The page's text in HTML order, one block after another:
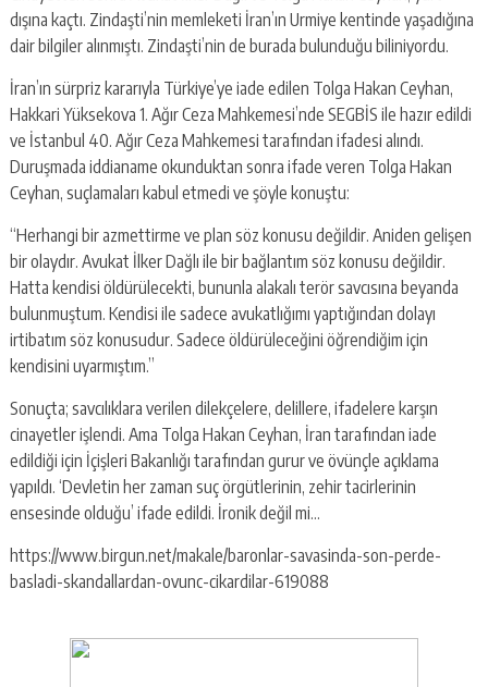
dışına kaçtı. Zindaşti’nin memleketi İran’ın Urmiye kentinde yaşadığına
dair bilgiler alınmıştı. Zindaşti’nin de burada bulunduğu biliniyordu.
İran’ın sürpriz kararıyla Türkiye’ye iade edilen Tolga Hakan Ceyhan,
Hakkari Yüksekova 1. Ağır Ceza Mahkemesi’nde SEGBİS ile hazır edildi
ve İstanbul 40. Ağır Ceza Mahkemesi tarafından ifadesi alındı.
Duruşmada iddianame okunduktan sonra ifade veren Tolga Hakan
Ceyhan, suçlamaları kabul etmedi ve şöyle konuştu:
“Herhangi bir azmettirme ve plan söz konusu değildir. Aniden gelişen
bir olaydır. Avukat İlker Dağlı ile bir bağlantım söz konusu değildir.
Hatta kendisi öldürülecekti, bununla alakalı terör savcısına beyanda
bulunmuştum. Kendisi ile sadece avukatlığımı yaptığından dolayı
irtibatım söz konusudur. Sadece öldürüleceğini öğrendiğim için
kendisini uyarmıştım.”
Sonuçta; savcılıklara verilen dilekçelere, delillere, ifadelere karşın
cinayetler işlendi. Ama Tolga Hakan Ceyhan, İran tarafından iade
edildiği için İçişleri Bakanlığı tarafından gurur ve övünçle açıklama
yapıldı. ‘Devletin her zaman suç örgütlerinin, zehir tacirlerinin
ensesinde olduğu’ ifade edildi. İronik değil mi…
https://www.birgun.net/makale/baronlar-savasinda-son-perde-
basladi-skandallardan-ovunc-cikardilar-619088